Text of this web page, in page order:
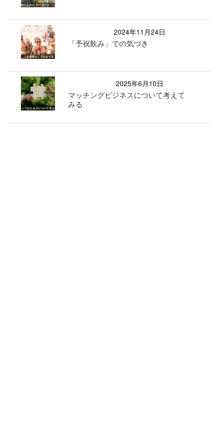
2024年11月24日
「予祝飲み」での気づき
2025年6月10日
マッチングビジネスについて考えて
みる